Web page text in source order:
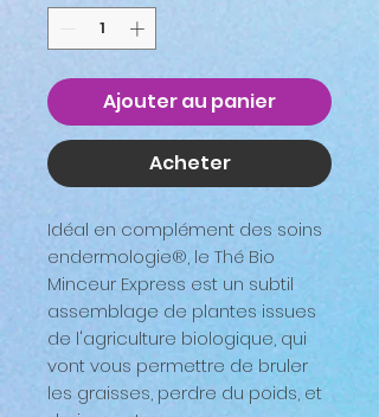
Ajouter au panier
Acheter
Idéal en complément des soins
endermologie®, le Thé Bio
Minceur Express est un subtil
assemblage de plantes issues
de l'agriculture biologique, qui
vont vous permettre de bruler
les graisses, perdre du poids, et